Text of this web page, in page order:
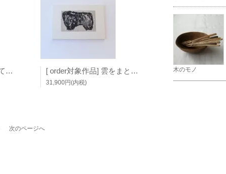
[ order対象作品] 落ちてはじまる (板額) / 富田惠子 [ order対象作品] 雲をまとう (板額) / 富田惠子
31,900円(内税)
次のページへ
木のモノ